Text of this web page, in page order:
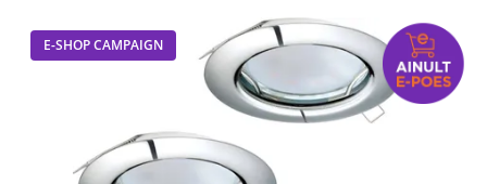
E-SHOP CAMPAIGN